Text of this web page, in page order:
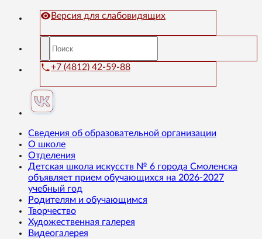
Версия для слабовидящих
+7 (4812) 42-59-88
Сведения об образовательной организации
О школе
Отделения
Детская школа искусств № 6 города Смоленска
объявляет прием обучающихся на 2026-2027
учебный год
Родителям и обучающимся
Творчество
Художественная галерея
Видеогалерея